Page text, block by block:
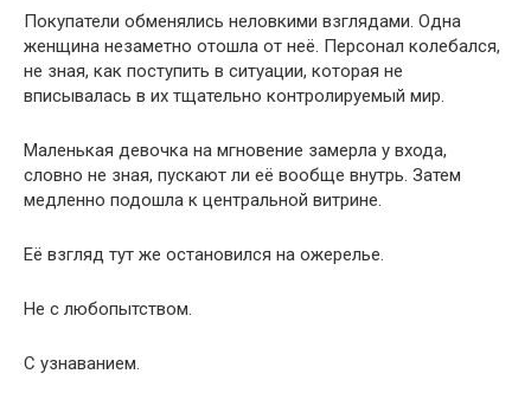
Покупатели обменялись неловкими взглядами. Одна
женщина незаметно отошла от неё. Персонал колебался,
не зная, как поступить в ситуации, которая не
вписывалась в их тщательно контролируемый мир.
Маленькая девочка на мгновение замерла у входа,
словно не зная, пускают ли её вообще внутрь. Затем
медленно подошла к центральной витрине.
Её взгляд тут же остановился на ожерелье.
Не с любопытством.
С узнаванием.